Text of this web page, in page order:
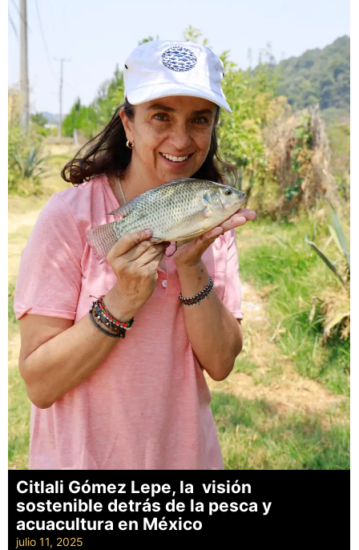
Citlali Gómez Lepe, la visión
sostenible detrás de la pesca y
acuacultura en México
julio 11, 2025